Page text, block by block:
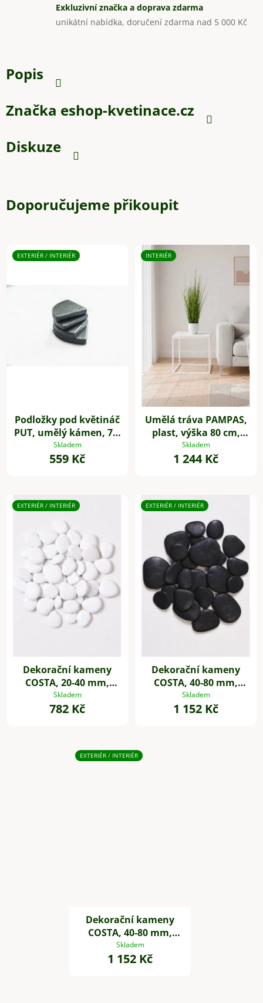
Exkluzivní značka a doprava zdarma
unikátní nabídka, doručení zdarma nad 5 000 Kč
Popis
Značka eshop-kvetinace.cz
Diskuze
Doporučujeme přikoupit
EXTERIÉR / INTERIÉR
Podložky pod květináč
PUT, umělý kámen, 7 x
7 cm, 4-set, šedé
Skladem
559 Kč
INTERIÉR
Umělá tráva PAMPAS,
plast, výška 80 cm,
zelená
Skladem
1 244 Kč
EXTERIÉR / INTERIÉR
Dekorační kameny
COSTA, 20-40 mm,
plast, bílá
Skladem
782 Kč
EXTERIÉR / INTERIÉR
Dekorační kameny
COSTA, 40-80 mm,
plast, černá
Skladem
1 152 Kč
EXTERIÉR / INTERIÉR
Dekorační kameny
COSTA, 40-80 mm,
plast, šedá
Skladem
1 152 Kč